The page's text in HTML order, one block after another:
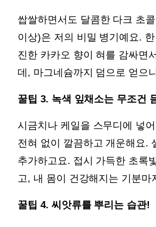
쌉쌀하면서도 달콤한 다크 초
이상)은 저의 비밀 병기예요.
진한 카카오 향이 혀를 감싸면
데, 마그네슘까지 덤으로 얻으
꿀팁 3. 녹색 잎채소는 무조건
시금치나 케일을 스무디에 넣
전혀 없이 깔끔하고 개운해요.
추가하고요. 접시 가득한 초록
고, 내 몸이 건강해지는 기분마
꿀팁 4. 씨앗류를 뿌리는 습관!